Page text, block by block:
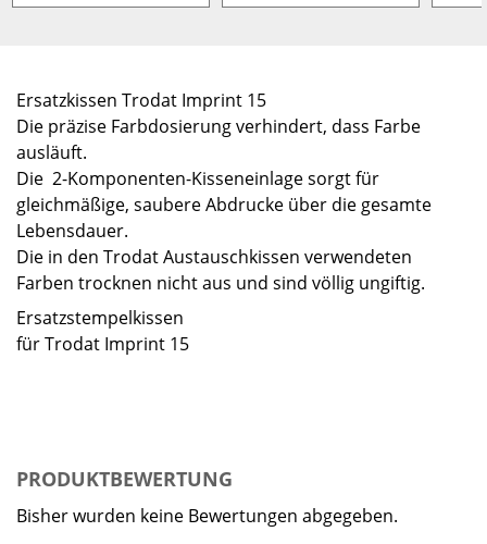
Ersatzkissen Trodat Imprint 15
Die präzise Farbdosierung verhindert, dass Farbe
ausläuft.
Die 2-Komponenten-Kisseneinlage sorgt für
gleichmäßige, saubere Abdrucke über die gesamte
Lebensdauer.
Die in den Trodat Austauschkissen verwendeten
Farben trocknen nicht aus und sind völlig ungiftig.
Ersatzstempelkissen
für Trodat Imprint 15
PRODUKTBEWERTUNG
Bisher wurden keine Bewertungen abgegeben.